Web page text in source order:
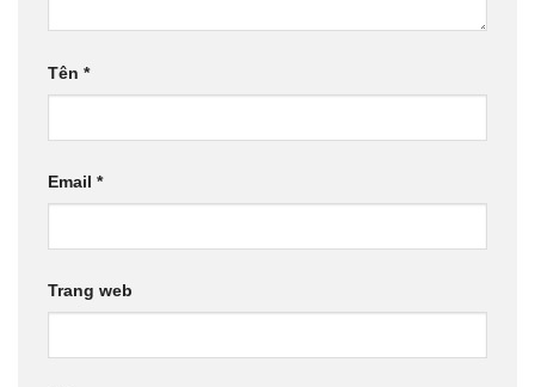
Tên *
Email *
Trang web